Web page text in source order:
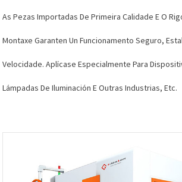
As Pezas Importadas De Primeira Calidade E O
Montaxe Garanten Un Funcionamento Seguro,
Velocidade. Aplícase Especialmente Para
Lámpadas De Iluminación E Outras Industrias, Etc.